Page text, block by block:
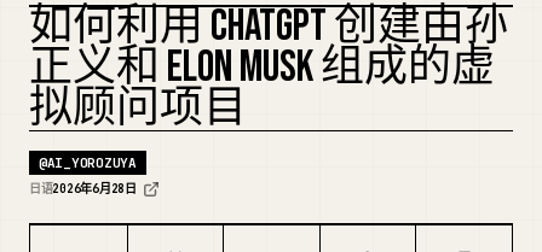
使用案例
技能
提示词
它有效的场景
不要盲从。但为什么仍然值得做。
如何利用 CHATGPT 创建由孙
正义和 ELON MUSK 组成的虚
拟顾问项目
@AI_YOROZUYA
日语2026年6月28日